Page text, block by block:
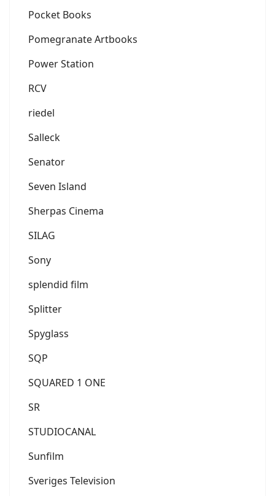
Pocket Books
Pomegranate Artbooks
Power Station
RCV
riedel
Salleck
Senator
Seven Island
Sherpas Cinema
SILAG
Sony
splendid film
Splitter
Spyglass
SQP
SQUARED 1 ONE
SR
STUDIOCANAL
Sunfilm
Sveriges Television